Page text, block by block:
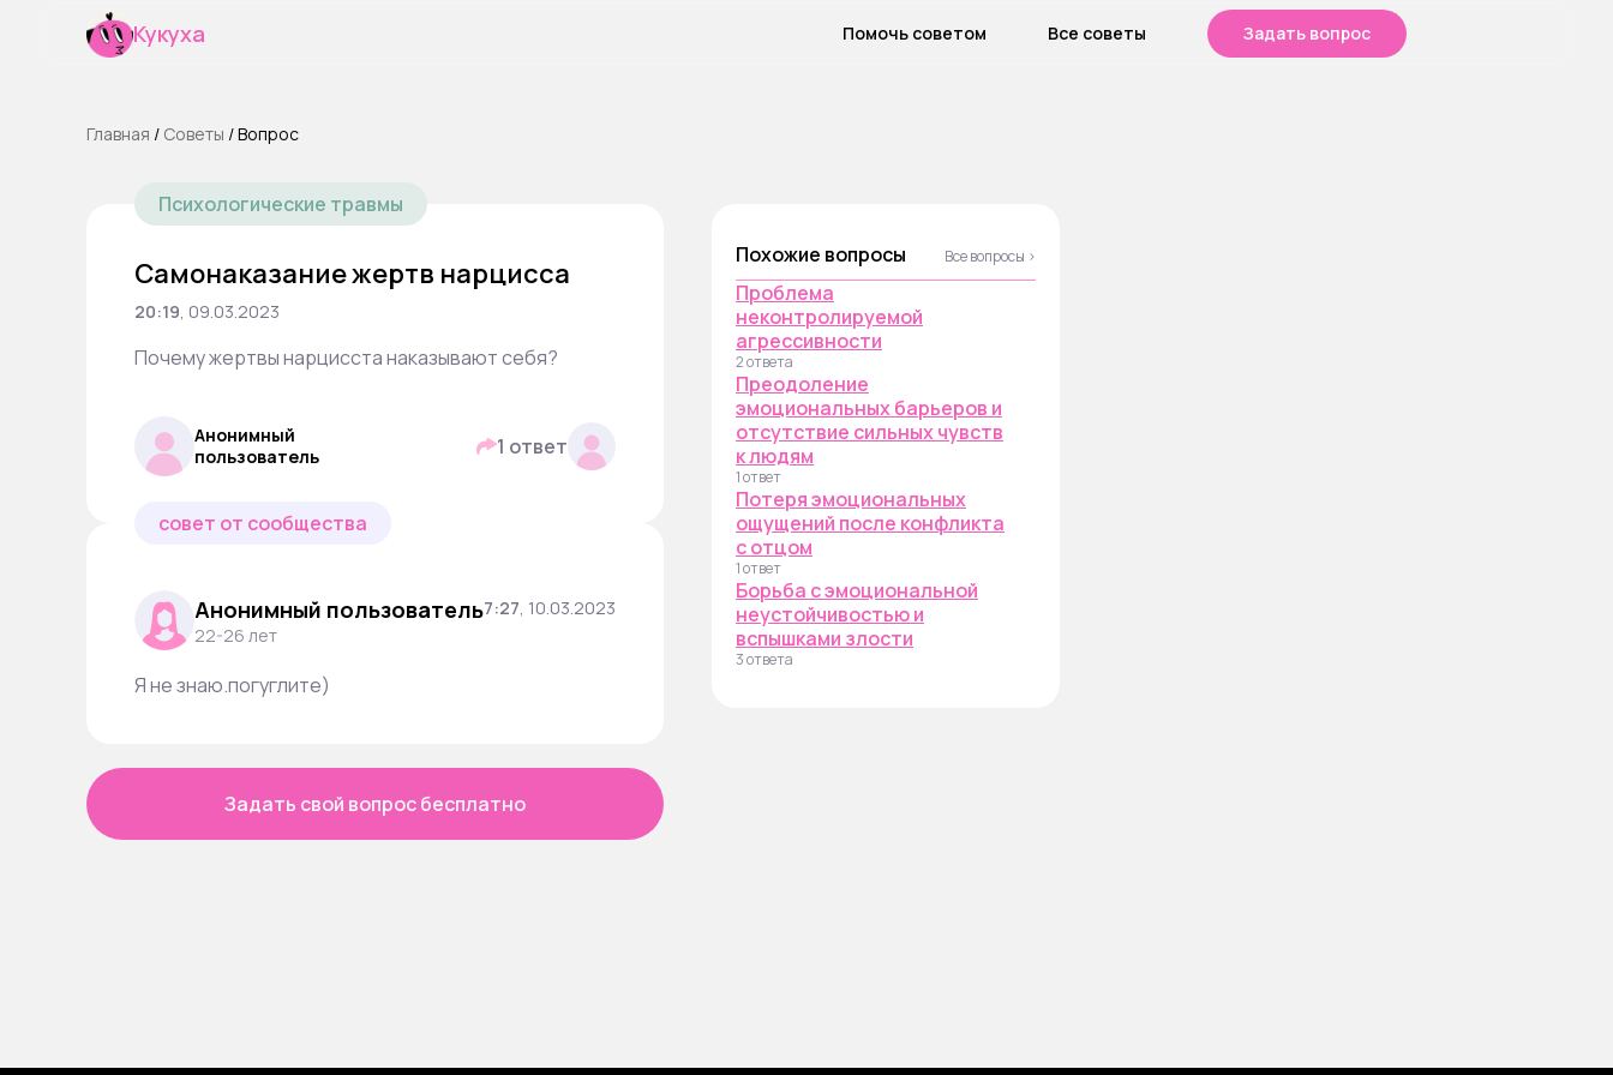
Кукуха Помочь советом Все советы Задать вопрос
Главная / Cоветы /Вопрос
Психологические травмы
Самонаказание жертв нарцисса
20:19, 09.03.2023
Почему жертвы нарцисста наказывают себя?
Анонимный
пользователь
1 ответ
совет от сообщества
Анонимный пользователь
22-26 лет
7:27, 10.03.2023
Я не знаю.погуглите)
Задать свой вопрос бесплатно
Похожие вопросы Все вопросы ›
Проблема
неконтролируемой
агрессивности
2 ответа
Преодоление
эмоциональных барьеров и
отсутствие сильных чувств
к людям
1 ответ
Потеря эмоциональных
ощущений после конфликта
с отцом
1 ответ
Борьба с эмоциональной
неустойчивостью и
вспышками злости
3 ответа